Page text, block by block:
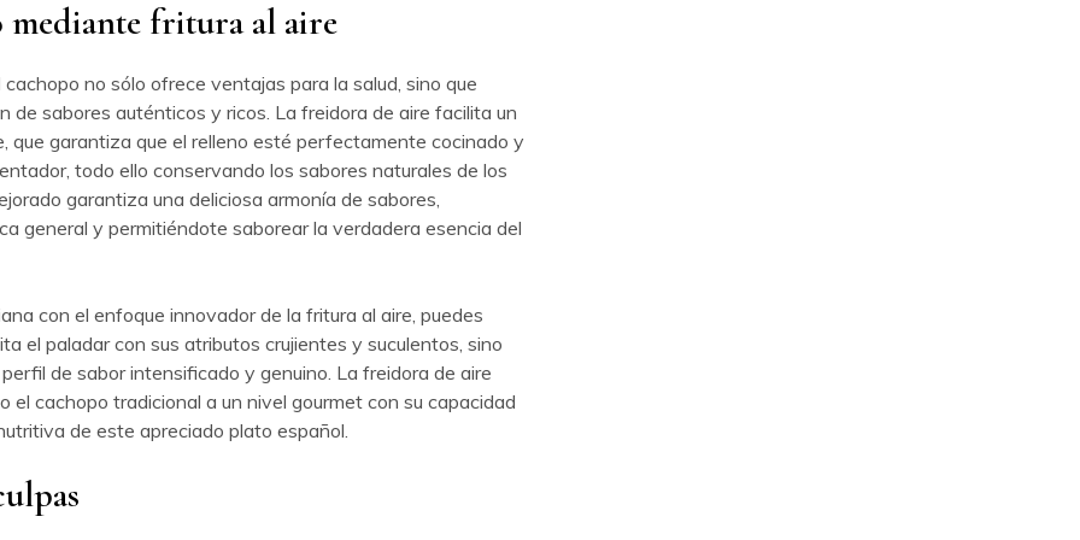
mediante fritura al aire
no sólo ofrece ventajas para la salud, sino que
de sabores auténticos y ricos. La freidora de aire facilita un
que garantiza que el relleno esté perfectamente cocinado y
todo ello conservando los sabores naturales de los
garantiza una deliciosa armonía de sabores,
general y permitiéndote saborear la verdadera esencia del
con el enfoque innovador de la fritura al aire, puedes
el paladar con sus atributos crujientes y suculentos, sino
de sabor intensificado y genuino. La freidora de aire
el cachopo tradicional a un nivel gourmet con su capacidad
de este apreciado plato español.